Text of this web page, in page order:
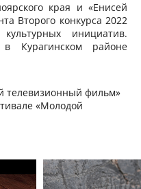
края и «Енисей
Второго конкурса 2022
инициатив.
Курагинском районе
телевизионный фильм»
«Молодой